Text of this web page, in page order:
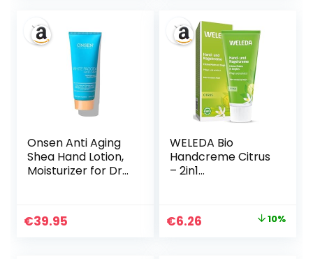
Handcreme für
samtweiche
Hände – 1 x 30 ml
Onsen Anti Aging
Shea Hand Lotion,
Moisturizer for Dry
Greasy Hand
Repair Cream,
€39.95
WELEDA Bio
Handcreme Citrus
– 2in1
Nagelpflege
Creme für
Ursprünglicher
€6.26 Aktueller
10%